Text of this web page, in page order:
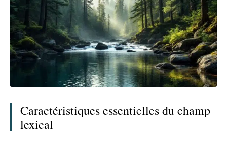
Caractéristiques essentielles du champ
lexical